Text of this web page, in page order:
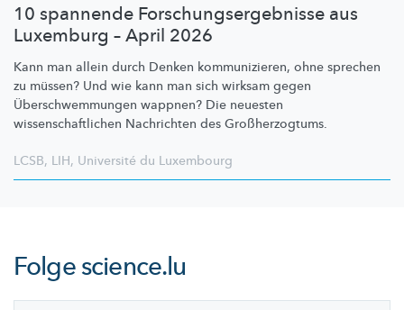
10 spannende Forschungsergebnisse aus
Luxemburg – April 2026
Kann man allein durch Denken kommunizieren, ohne sprechen
zu müssen? Und wie kann man sich wirksam gegen
Überschwemmungen wappnen? Die neuesten
wissenschaftlichen Nachrichten des Großherzogtums.
LCSB, LIH, Université du Luxembourg
Folgescience.lu